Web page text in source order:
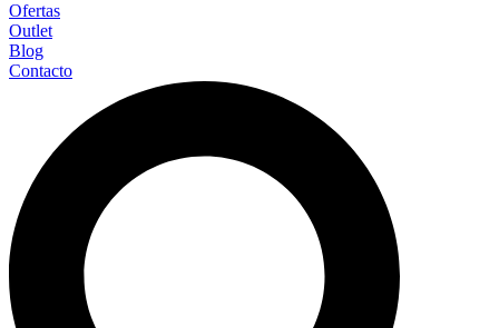
Ofertas
Outlet
Blog
Contacto